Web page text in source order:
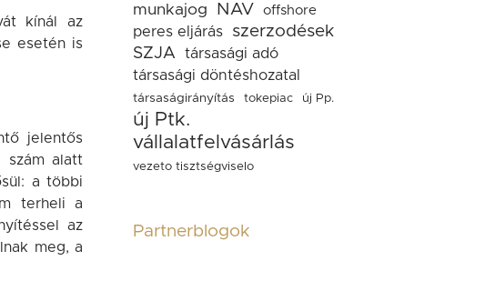
kínál az
esetén is
jelentős
szám alatt
a többi
terheli a
az
meg, a
munkajog NAV offshore
peres eljárás
szerzodések
SZJA
társasági adó
társasági döntéshozatal
társaságirányítás tokepiac új Pp.
új Ptk.
vállalatfelvásárlás
vezeto tisztségviselo
Partnerblogok